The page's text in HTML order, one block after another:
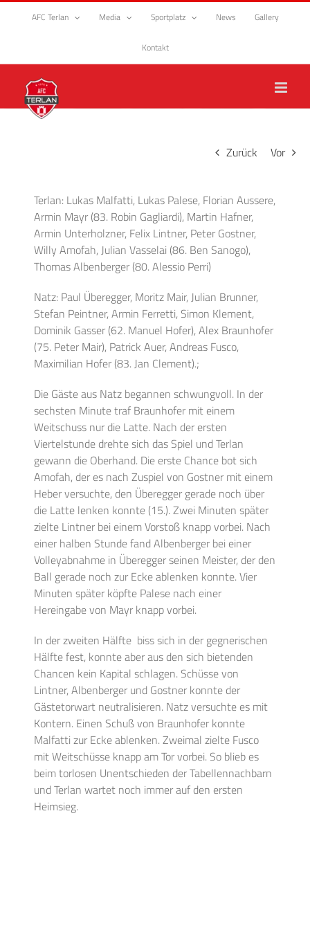
Zum
AFC Terlan Media Sportplatz News Gallery
Kontakt
Zurück Vor
Terlan: Lukas Malfatti, Lukas Palese, Florian Aussere,
Armin Mayr (83. Robin Gagliardi), Martin Hafner,
Armin Unterholzner, Felix Lintner, Peter Gostner,
Willy Amofah, Julian Vasselai (86. Ben Sanogo),
Thomas Albenberger (80. Alessio Perri)
Natz: Paul Überegger, Moritz Mair, Julian Brunner,
Stefan Peintner, Armin Ferretti, Simon Klement,
Dominik Gasser (62. Manuel Hofer), Alex Braunhofer
(75. Peter Mair), Patrick Auer, Andreas Fusco,
Maximilian Hofer (83. Jan Clement).;
Die Gäste aus Natz begannen schwungvoll. In der
sechsten Minute traf Braunhofer mit einem
Weitschuss nur die Latte. Nach der ersten
Viertelstunde drehte sich das Spiel und Terlan
gewann die Oberhand. Die erste Chance bot sich
Amofah, der es nach Zuspiel von Gostner mit einem
Heber versuchte, den Überegger gerade noch über
die Latte lenken konnte (15.). Zwei Minuten später
zielte Lintner bei einem Vorstoß knapp vorbei. Nach
einer halben Stunde fand Albenberger bei einer
Volleyabnahme in Überegger seinen Meister, der den
Ball gerade noch zur Ecke ablenken konnte. Vier
Minuten später köpfte Palese nach einer
Hereingabe von Mayr knapp vorbei.
In der zweiten Hälfte biss sich in der gegnerischen
Hälfte fest, konnte aber aus den sich bietenden
Chancen kein Kapital schlagen. Schüsse von
Lintner, Albenberger und Gostner konnte der
Gästetorwart neutralisieren. Natz versuchte es mit
Kontern. Einen Schuß von Braunhofer konnte
Malfatti zur Ecke ablenken. Zweimal zielte Fusco
mit Weitschüsse knapp am Tor vorbei. So blieb es
beim torlosen Unentschieden der Tabellennachbarn
und Terlan wartet noch immer auf den ersten
Heimsieg.